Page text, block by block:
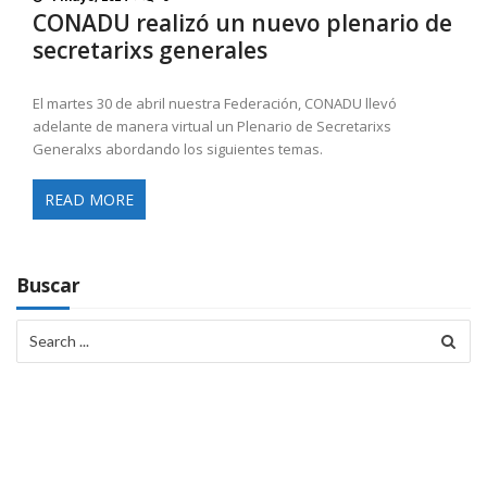
CONADU realizó un nuevo plenario de
secretarixs generales
El martes 30 de abril nuestra Federación, CONADU llevó
adelante de manera virtual un Plenario de Secretarixs
Generalxs abordando los siguientes temas.
READ MORE
Buscar
for: